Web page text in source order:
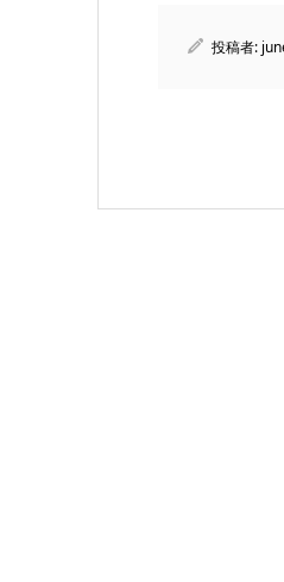
投稿者: